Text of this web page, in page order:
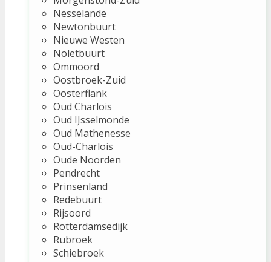
Nesselande
Newtonbuurt
Nieuwe Westen
Noletbuurt
Ommoord
Oostbroek-Zuid
Oosterflank
Oud Charlois
Oud IJsselmonde
Oud Mathenesse
Oud-Charlois
Oude Noorden
Pendrecht
Prinsenland
Redebuurt
Rijsoord
Rotterdamsedijk
Rubroek
Schiebroek